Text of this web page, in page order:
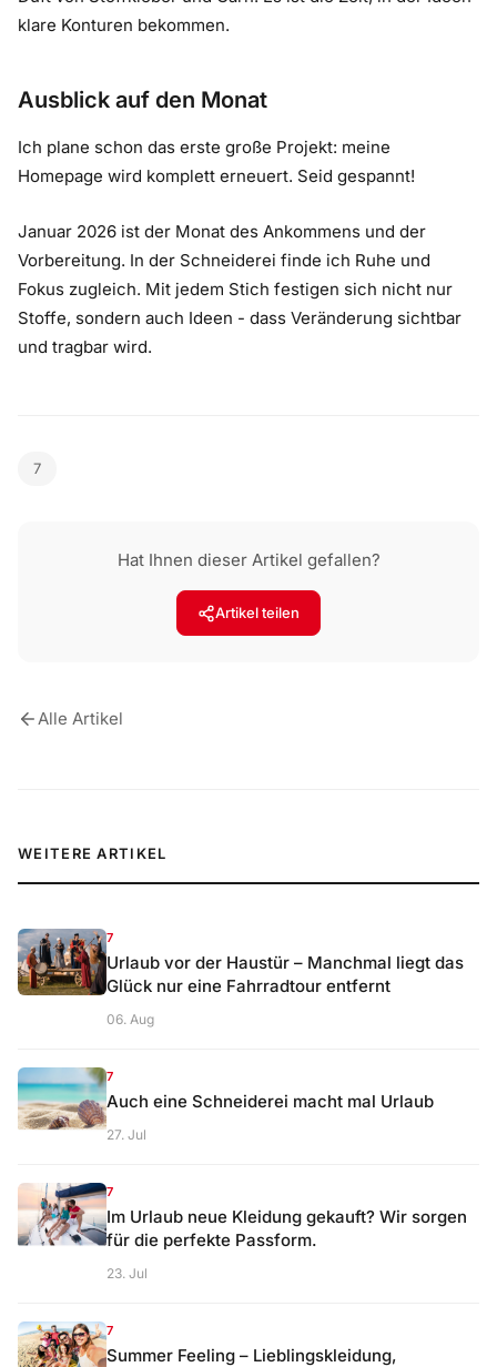
klare Konturen bekommen.
Ausblick auf den Monat
Ich plane schon das erste große Projekt: meine
Homepage wird komplett erneuert. Seid gespannt!
Januar 2026 ist der Monat des Ankommens und der
Vorbereitung. In der Schneiderei finde ich Ruhe und
Fokus zugleich. Mit jedem Stich festigen sich nicht nur
Stoffe, sondern auch Ideen - dass Veränderung sichtbar
und tragbar wird.
7
Hat Ihnen dieser Artikel gefallen?
Artikel teilen
Alle Artikel
WEITERE ARTIKEL
7
Urlaub vor der Haustür – Manchmal liegt das
Glück nur eine Fahrradtour entfernt
06. Aug
7
Auch eine Schneiderei macht mal Urlaub
27. Jul
7
Im Urlaub neue Kleidung gekauft? Wir sorgen
für die perfekte Passform.
23. Jul
7
Summer Feeling – Lieblingskleidung,